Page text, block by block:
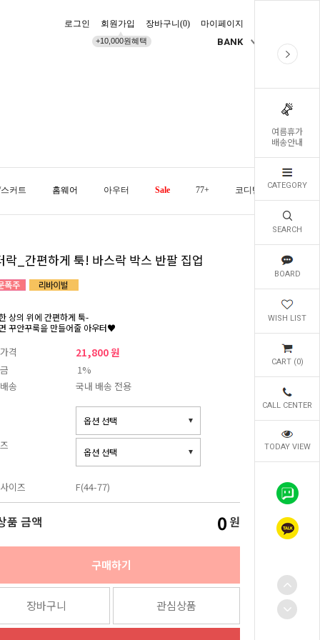
여름휴가
배송안내
CATEGORY
SEARCH
BOARD
WISH LIST
CART (0)
CALL CENTER
TODAY VIEW
로그인 회원가입
+10,000원혜택
장바구니(0) 마이페이지
BANK
커트 홈웨어 아우터 Sale 77+ 코디템 오늘발송
락_간편하게 툭! 바스락 박스 반팔 집업
상의 위에 간편하게 툭-
꾸안꾸룩을 만들어줄 아우터♥
격 21,800 원
1%
송
국내 배송 전용
이즈 F(44-77)
품 금액 0 원
구매하기
장바구니 관심상품